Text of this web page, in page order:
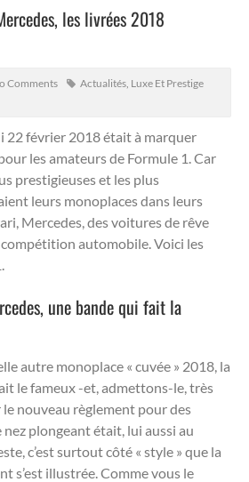
les livrées 2018
Comments Actualités Luxe Et Prestige
22 février 2018 était à marquer
les amateurs de Formule 1. Car
prestigieuses et les plus
leurs monoplaces dans leurs
Mercedes, des voitures de rêve
automobile. Voici les
une bande qui fait la
autre monoplace « cuvée » 2018, la
le fameux -et, admettons-le, très
nouveau règlement pour des
nez plongeant était, lui aussi au
c’est surtout côté « style » que la
s’est illustrée. Comme vous le